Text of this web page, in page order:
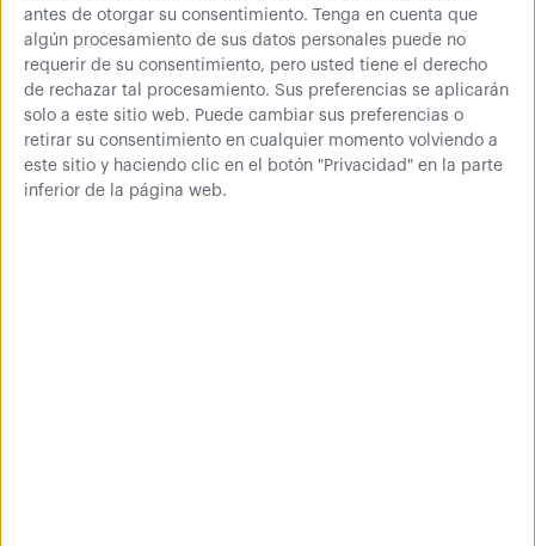
antes de otorgar su consentimiento. Tenga en cuenta que
algún procesamiento de sus datos personales puede no
requerir de su consentimiento, pero usted tiene el derecho
de rechazar tal procesamiento. Sus preferencias se aplicarán
solo a este sitio web. Puede cambiar sus preferencias o
retirar su consentimiento en cualquier momento volviendo a
este sitio y haciendo clic en el botón "Privacidad" en la parte
inferior de la página web.
Fondo